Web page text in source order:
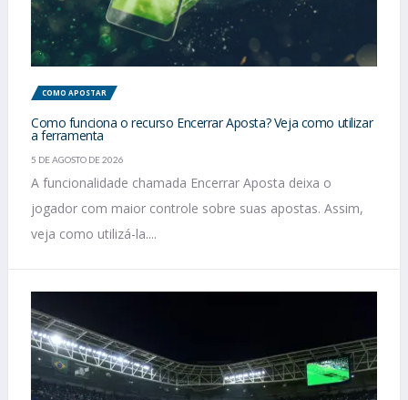
COMO APOSTAR
Como funciona o recurso Encerrar Aposta? Veja como utilizar
a ferramenta
5 DE AGOSTO DE 2026
A funcionalidade chamada Encerrar Aposta deixa o
jogador com maior controle sobre suas apostas. Assim,
veja como utilizá-la....